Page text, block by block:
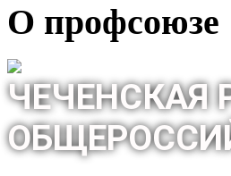
О профсоюзе
ЧЕЧЕНСКАЯ